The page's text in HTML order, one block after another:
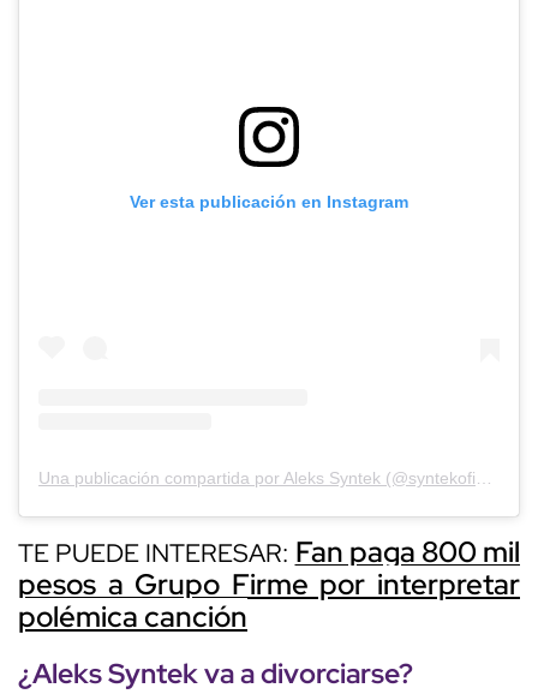
Ver esta publicación en Instagram
Una publicación compartida por Aleks Syntek (@syntekoficial)
TE PUEDE INTERESAR: Fan paga 800 mil
pesos a Grupo Firme por interpretar
polémica canción
¿Aleks Syntekva a divorciarse?